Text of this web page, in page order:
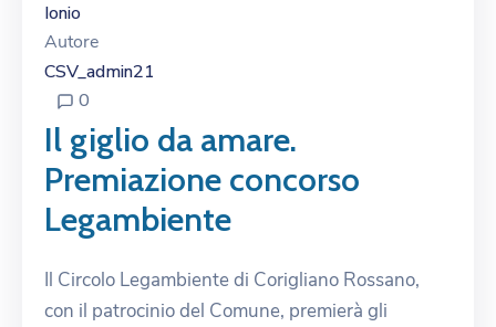
Ionio
Autore
CSV_admin21
0
Il giglio da amare.
Premiazione concorso
Legambiente
Il Circolo Legambiente di Corigliano Rossano,
con il patrocinio del Comune, premierà gli